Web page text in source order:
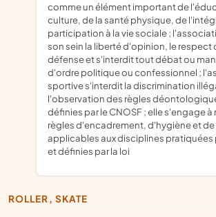
comme un élément important de
culture, de la santé physique, de
participation à la vie sociale ;
son sein la liberté d'opinion, le respect
défense et s'interdit tout débat ou
d'ordre politique ou confessionnel ;
sportive s'interdit la discrimination
l'observation des règles
définies par le CNOSF ; elle s'engage à
règles d'encadrement, d'hygiène et
applicables aux disciplines pratiquées
et définies par la loi
ROLLER, SKATE